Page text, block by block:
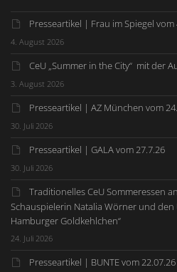
Presseartikel | Frau im Spiegel vom
4. August 2026
CeU „Summer in the City“ mit der
3. August 2026
Presseartikel | AZ München vom
30. Juli 2026
Presseartikel | GALA vom 27.7.26
30. Juli 2026
Traditionelles CeU Sommeressen
Schauspielerin Natalia Wörner und den
Hamburger Goldkehlchen“
24. Juli 2026
Presseartikel | BUNTE vom 22.07.26